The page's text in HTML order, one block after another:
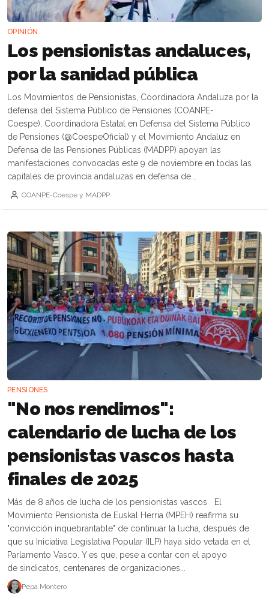
OPINIÓN
Los pensionistas andaluces,
por la sanidad pública
Los Movimientos de Pensionistas, Coordinadora Andaluza por la
defensa del Sistema Público de Pensiones (COANPE-
Coespe), Coordinadora Estatal en Defensa del Sistema Público
de Pensiones (@CoespeOficial) y el Movimiento Andaluz en
Defensa de las Pensiones Públicas (MADPP) apoyan las
manifestaciones convocadas este 9 de noviembre en todas las
capitales de provincia andaluzas en defensa de...
COANPE-Coespe y MADPP
PENSIONES
"No nos rendimos":
calendario de lucha de los
pensionistas vascos hasta
finales de 2025
Más de 8 años de lucha de los pensionistas vascos El
Movimiento Pensionista de Euskal Herria (MPEH) reafirma su
"convicción inquebrantable" de continuar la lucha, después de
que su Iniciativa Legislativa Popular (ILP) haya sido vetada en el
Parlamento Vasco. Y es que, pese a contar con el apoyo
de sindicatos, centenares de organizaciones...
Pepa Montero